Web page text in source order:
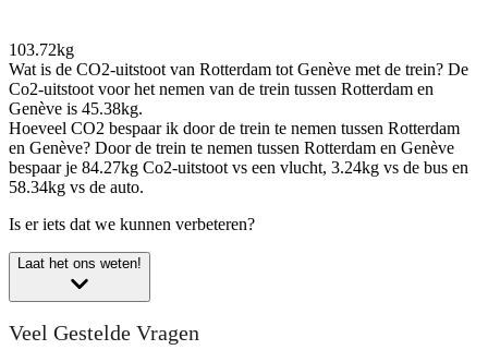
103.72kg
Wat is de CO2-uitstoot van Rotterdam tot Genève met de trein? De
Co2-uitstoot voor het nemen van de trein tussen Rotterdam en
Genève is 45.38kg.
Hoeveel CO2 bespaar ik door de trein te nemen tussen Rotterdam
en Genève? Door de trein te nemen tussen Rotterdam en Genève
bespaar je 84.27kg Co2-uitstoot vs een vlucht, 3.24kg vs de bus en
58.34kg vs de auto.
Is er iets dat we kunnen verbeteren?
Laat het ons weten!
Veel Gestelde Vragen